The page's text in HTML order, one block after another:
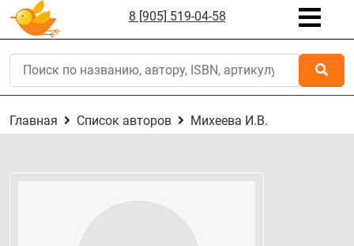
8 [905] 519-04-58
Главная Список авторов Михеева И.В.